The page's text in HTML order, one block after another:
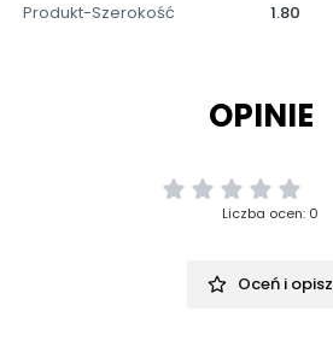
Produkt-Szerokość
1.80
OPINIE
Liczba ocen: 0
Oceń i opisz